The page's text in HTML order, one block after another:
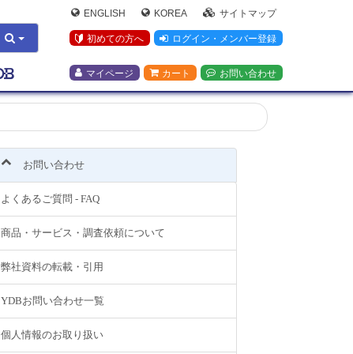
ENGLISH KOREA サイトマップ
初めての方へ ログイン・メンバー登録
マイページ カート お問い合わせ
お問い合わせ
よくあるご質問 - FAQ
商品・サービス・調査依頼について
弊社資料の転載・引用
YDBお問い合わせ一覧
個人情報のお取り扱い